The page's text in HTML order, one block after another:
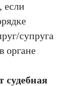
если
супруга
органе